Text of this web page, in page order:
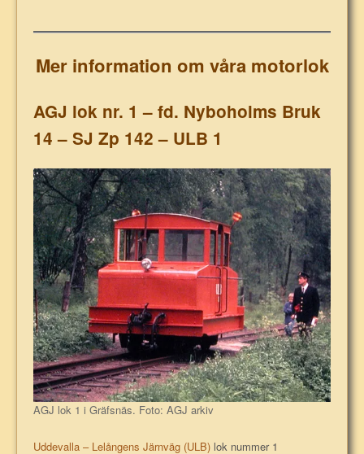
Mer information om våra motorlok
AGJ lok nr. 1 – fd. Nyboholms Bruk
14 – SJ Zp 142 – ULB 1
AGJ lok 1 i Gräfsnäs. Foto: AGJ arkiv
Uddevalla – Lelångens Järnväg (ULB) lok nummer 1